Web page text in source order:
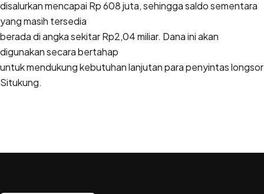
disalurkan mencapai Rp 608 juta, sehingga saldo sementara
yang masih tersedia
berada di angka sekitar Rp2,04 miliar. Dana ini akan
digunakan secara bertahap
untuk mendukung kebutuhan lanjutan para penyintas longsor
Situkung.